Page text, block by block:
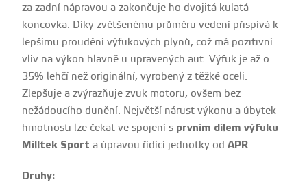
za zadní nápravou a zakončuje ho dvojitá kulatá
koncovka. Díky zvětšenému průměru vedení přispívá k
lepšímu proudění výfukových plynů, což má pozitivní
vliv na výkon hlavně u upravených aut. Výfuk je až o
35% lehčí než originální, vyrobený z těžké oceli.
Zlepšuje a zvýrazňuje zvuk motoru, ovšem bez
nežádoucího dunění. Největší nárust výkonu a úbytek
hmotnosti lze čekat ve spojení s prvním dílem výfuku
Milltek Sport a úpravou řídící jednotky odAPR.
Druhy: